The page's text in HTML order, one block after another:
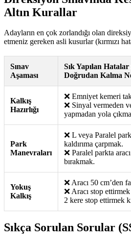
Altın Kurallar
Adayların en çok zorlandığı olan
etmeniz gereken asli kusurlar (kırmızı
Sınav
Aşaması
Sık Yapılan Hatalar
Doğrudan Kalma
Kalkış
Hazırlığı
❌ Emniyet kemeri
❌ Sinyal vermeden
yapmadan yola
Park
Manevraları
❌ L veya Paralel
kaldırıma çarpmak.
❌ Paralel parkta
bırakmak.
Yokuş
Kalkış
❌ Aracı 50 cm’den
❌ Aracı stop
2 kere stop ettirmek
Sıkça Sorulan Sorular